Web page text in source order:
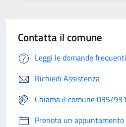
Contatta il comune
Leggi le domande frequenti
Richiedi Assistenza
Chiama il comune 035/
Prenota un appuntamento